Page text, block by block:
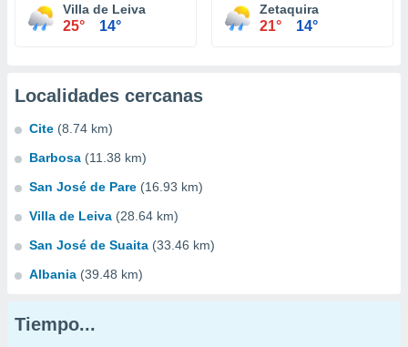
Villa de Leiva
25° 14°
Zetaquira
21° 14°
Localidades cercanas
Cite (8.74 km)
Barbosa (11.38 km)
San José de Pare (16.93 km)
Villa de Leiva (28.64 km)
San José de Suaita (33.46 km)
Albania (39.48 km)
Tiempo...